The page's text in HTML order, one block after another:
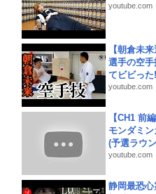
youtube.com
【朝倉未
選手の空
てビビった
youtube.com
【CH1 前
モンダミ
(予選ラウ
youtube.com
静岡最恐